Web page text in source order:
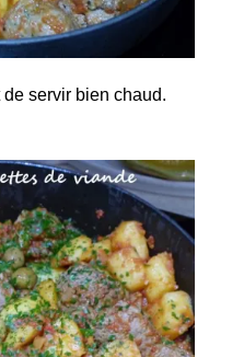
servir bien chaud.